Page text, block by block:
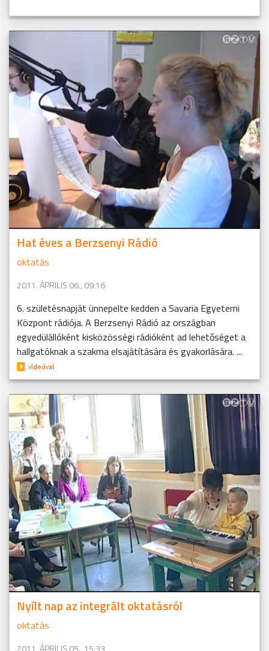
Hat éves a Berzsenyi Rádió
oktatás
2011. ÁPRILIS 06., 09:16
6. születésnapját ünnepelte kedden a Savaria Egyetemi
Központ rádiója. A Berzsenyi Rádió az országban
egyedülállóként kisközösségi rádióként ad lehetőséget a
hallgatóknak a szakma elsajátítására és gyakorlására. ...
Nyílt nap az integrált oktatásról
oktatás
2011. ÁPRILIS 05., 15:33